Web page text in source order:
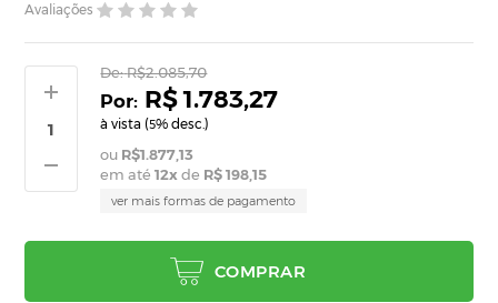
Avaliações
R$ 1.783,27
à vista (5% desc.)
De:R$2.085,70
R$1.877,13
em até12x de R$ 198,15
ver mais formas de pagamento
COMPRAR